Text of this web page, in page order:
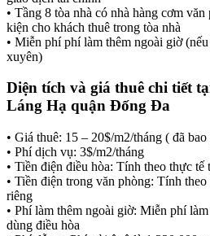
• Tầng 8 tòa nhà có nhà hàng cơm
kiện cho khách thuê trong tòa nhà
• Miễn phí phí làm thêm ngoài giờ
xuyên)
Diện tích và giá thuê chi tiết
Láng Hạ quận Đống Đa
• Giá thuê: 15 – 20$/m2/tháng ( đã
• Phí dịch vụ: 3$/m2/tháng
• Tiền điện điều hòa: Tính theo thực tế
• Tiền điện trong văn phòng: Tính
riêng
• Phí làm thêm ngoài giờ: Miễn phí
dùng điều hòa